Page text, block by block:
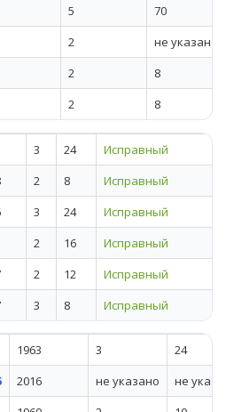
5
70
2
не указано
2
8
2 8
3 24
Исправный
2 8
Исправный
3 24
Исправный
2 16
Исправный
2 12
Исправный
3 8 Исправный
1963 3
24
2016 не указано
не